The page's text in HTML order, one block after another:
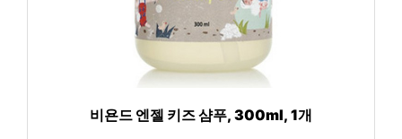
비욘드 엔젤 키즈 샴푸, 300ml, 1개